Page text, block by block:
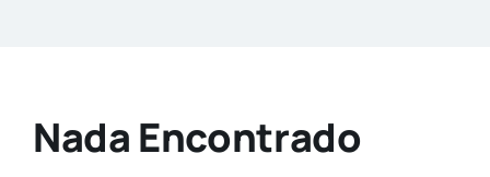
Nada Encontrado